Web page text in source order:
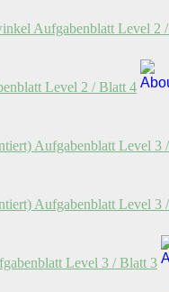
Aufgabenblatt Level 2
Level 2 / Blatt 4
Aufgabenblatt Level 3
Aufgabenblatt Level 3
Level 3 / Blatt 3